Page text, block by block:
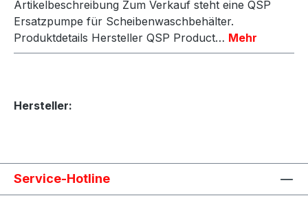
Artikelbeschreibung Zum Verkauf steht eine QSP
Ersatzpumpe für Scheibenwaschbehälter.
Produktdetails Hersteller QSP Product… Mehr
Hersteller:
Service-Hotline